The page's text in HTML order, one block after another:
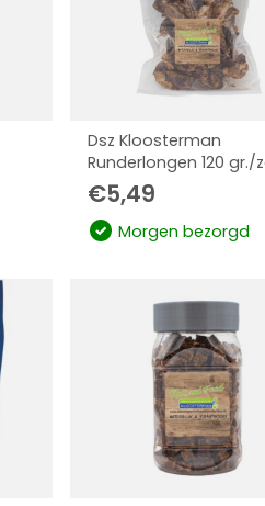
Dsz Kloosterman
Runderlongen 120 gr./
€5,49
Morgen bezorgd